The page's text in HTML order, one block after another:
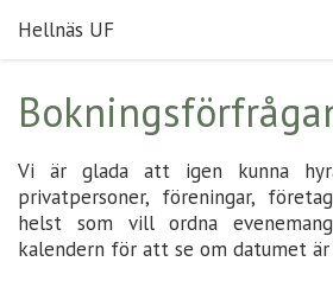
Hellnäs UF
Vi är glada att igen kunna
privatpersoner, föreningar,
helst som vill ordna
kalendern för att se om datumet